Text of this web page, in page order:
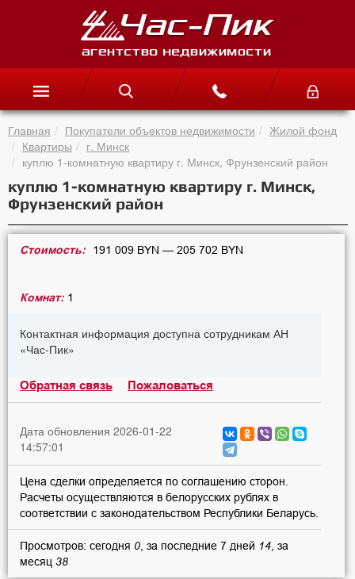
Главная Покупатели объектов недвижимости
Жилой фонд
Квартиры
г. Минск
куплю 1-комнатную квартиру г. Минск, Фрунзенский район
куплю 1-комнатную квартиру г. Минск,
Фрунзенский район
Стоимость: 191 009 BYN — 205 702 BYN
Комнат: 1
Контактная информация доступна сотрудникам АН
«Час-Пик»
Обратная связь Пожаловаться
Дата обновления 2026-01-22
14:57:01
Цена сделки определяется по соглашению сторон.
Расчеты осуществляются в белорусских рублях в
соответствии с законодательством Республики Беларусь.
Просмотров: сегодня 0 , за последние 7 дней 14 , за
месяц 38